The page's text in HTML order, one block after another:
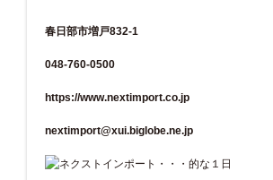
春日部市増戸832-1
048-760-0500
https://www.nextimport.co.jp
nextimport@xui.biglobe.ne.jp